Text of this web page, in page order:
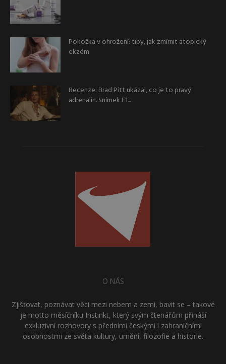
Pokožka v ohrožení: tipy, jak zmírnit atopický
ekzém
Recenze: Brad Pitt ukázal, co je to pravý
adrenalin. Snímek F1...
O NÁS
Zjišťovat, poznávat věci mezi nebem a zemí, bavit se – takové
je motto měsíčníku Instinkt, který svým čtenářům přináší
exkluzivní rozhovory s předními českými i zahraničními
osobnostmi ze světa kultury, umění, filozofie a historie.